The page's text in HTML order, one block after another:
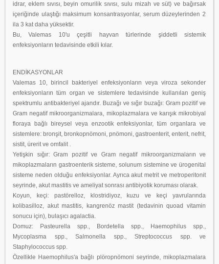
idrar, eklem sıvısı, beyin omurilik sıvısı, sulu mizah ve süt) ve bağırsak
içeriğinde ulaştığı maksimum konsantrasyonlar, serum düzeylerinden 2
ila 3 kat daha yüksektir.
Bu, Valemas 10'u çeşitli hayvan türlerinde şiddetli sistemik
enfeksiyonların tedavisinde etkili kılar.
ENDİKASYONLAR
Valemas 10, birincil bakteriyel enfeksiyonların veya viroza sekonder
enfeksiyonların tüm organ ve sistemlere tedavisinde kullanılan geniş
spektrumlu antibakteriyel ajandır. Buzağı ve sığır buzağı: Gram pozitif ve
Gram negatif mikroorganizmalara, mikoplazmalara ve karışık mikrobiyal
floraya bağlı bireysel veya enzootik enfeksiyonlar, tüm organlara ve
sistemlere: bronşit, bronkopnömoni, pnömoni, gastroenterit, enterit, nefrit,
sistit, ürerit ve omfalit .
Yetişkin sığır: Gram pozitif ve Gram negatif mikroorganizmaların ve
mikoplazmaların gastroenterik sisteme, solunum sistemine ve ürogenital
sisteme neden olduğu enfeksiyonlar. Ayrıca akut metrit ve metroperitonit
seyrinde, akut mastitis ve ameliyat sonrası antibiyotik koruması olarak.
Koyun, keçi: pastörelloz, klostridiyoz, kuzu ve keçi yavrularında
kolibasilloz, akut mastitis, kangrenöz mastit (tedavinin quoad vitamin
sonucu için), bulaşıcı agalactia.
Domuz: Pasteurella spp., Bordetella spp., Haemophilus spp.,
Mycoplasma spp., Salmonella spp., Streptococcus spp. ve
Staphylococcus spp.
Özellikle Haemophilus'a bağlı plöropnömoni seyrinde, mikoplazmalara